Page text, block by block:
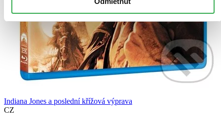
Indiana Jones a poslední křížová výprava
CZ